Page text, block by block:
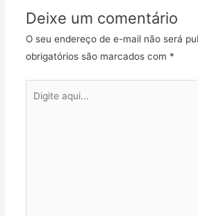
Deixe um comentário
O seu endereço de e-mail não será
obrigatórios são marcados com *
aqui...